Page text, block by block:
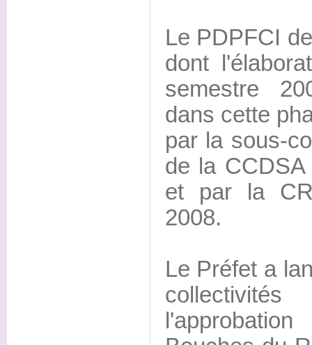
Le PDPFCI
dont
semestre
dans cette
par la sous-
de la
et par la
2008.
Le Préfet a